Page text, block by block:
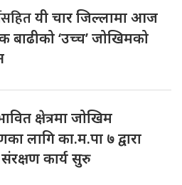
यी चार जिल्लामा आज
‘उच्च’ जोखिमको
क्षेत्रमा जोखिम
लागि का.म.पा ७ द्वारा
कार्य सुरु